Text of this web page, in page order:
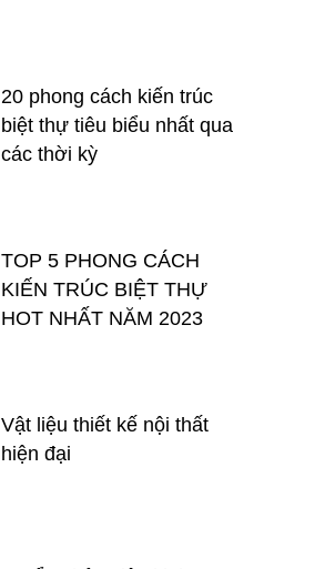
20 phong cách kiến trúc
biệt thự tiêu biểu nhất qua
các thời kỳ
TOP 5 PHONG CÁCH
KIẾN TRÚC BIỆT THỰ
HOT NHẤT NĂM 2023
Vật liệu thiết kế nội thất
hiện đại